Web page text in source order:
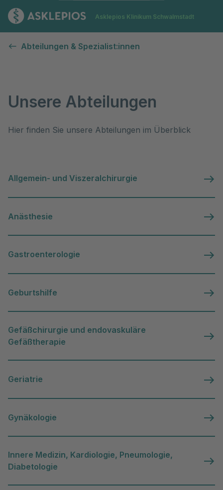
Zur Startseite
Asklepios Klinikum Schwalmstadt
Abteilungen & Spezialist:innen
Unsere Abteilungen
Hier finden Sie unsere Abteilungen im Überblick
Allgemein- und Viszeralchirurgie
Anästhesie
Gastroenterologie
Geburtshilfe
Gefäßchirurgie und endovaskuläre
Gefäßtherapie
Geriatrie
Gynäkologie
Innere Medizin, Kardiologie, Pneumologie,
Diabetologie